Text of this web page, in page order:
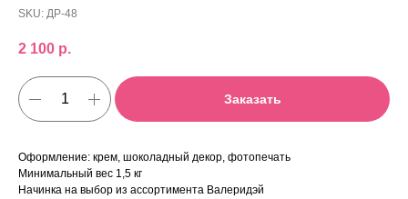
SKU: ДР-48
2 100 р.
Заказать
Оформление: крем, шоколадный декор, фотопечать
Минимальный вес 1,5 кг
Начинка на выбор из ассортимента Валеридэй